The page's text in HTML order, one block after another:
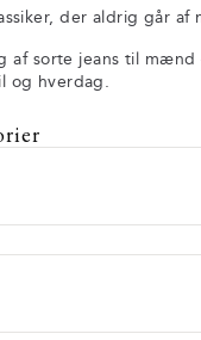
der aldrig går af
af sorte jeans til
og hverdag.